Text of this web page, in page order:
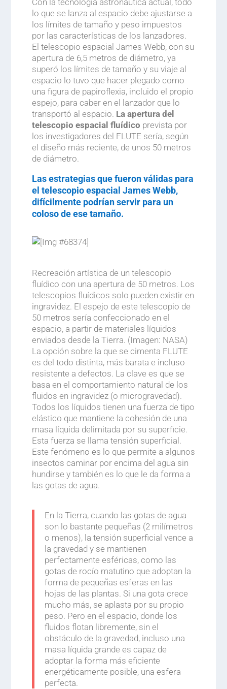
Con la tecnología astronáutica actual, todo
lo que se lanza al espacio debe ajustarse a
los límites de tamaño y peso impuestos
por las características de los lanzadores.
El telescopio espacial James Webb, con su
apertura de 6,5 metros de diámetro, ya
superó los límites de tamaño y su viaje al
espacio lo tuvo que hacer plegado como
una figura de papiroflexia, incluido el propio
espejo, para caber en el lanzador que lo
transportó al espacio. La apertura del
telescopio espacial fluídico prevista por
los investigadores del FLUTE sería, según
el diseño más reciente, de unos 50 metros
de diámetro.
Las estrategias que fueron válidas para
el telescopio espacial James Webb,
difícilmente podrían servir para un
coloso de ese tamaño.
Recreación artística de un telescopio
fluídico con una apertura de 50 metros. Los
telescopios fluídicos solo pueden existir en
ingravidez. El espejo de este telescopio de
50 metros sería confeccionado en el
espacio, a partir de materiales líquidos
enviados desde la Tierra. (Imagen: NASA)
La opción sobre la que se cimenta FLUTE
es del todo distinta, más barata e incluso
resistente a defectos. La clave es que se
basa en el comportamiento natural de los
fluidos en ingravidez (o microgravedad).
Todos los líquidos tienen una fuerza de tipo
elástico que mantiene la cohesión de una
masa líquida delimitada por su superficie.
Esta fuerza se llama tensión superficial.
Este fenómeno es lo que permite a algunos
insectos caminar por encima del agua sin
hundirse y también es lo que le da forma a
las gotas de agua.
En la Tierra, cuando las gotas de agua
son lo bastante pequeñas (2 milímetros
o menos), la tensión superficial vence a
la gravedad y se mantienen
perfectamente esféricas, como las
gotas de rocío matutino que adoptan la
forma de pequeñas esferas en las
hojas de las plantas. Si una gota crece
mucho más, se aplasta por su propio
peso. Pero en el espacio, donde los
fluidos flotan libremente, sin el
obstáculo de la gravedad, incluso una
masa líquida grande es capaz de
adoptar la forma más eficiente
energéticamente posible, una esfera
perfecta.